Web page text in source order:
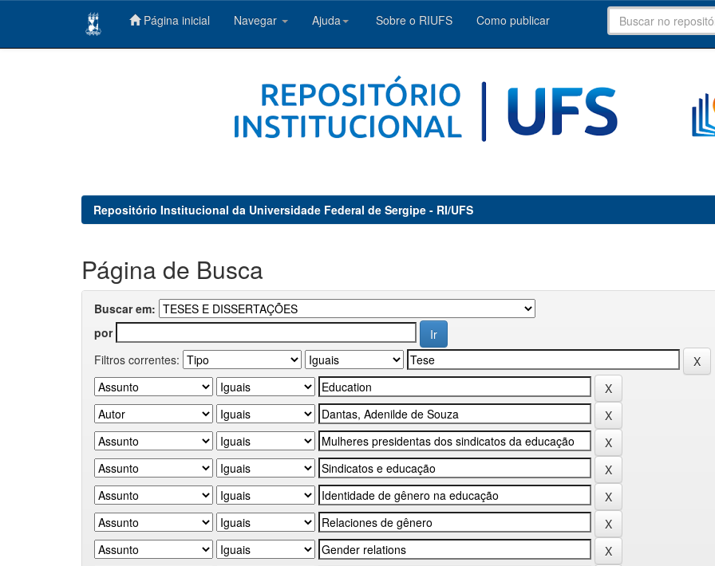
Página inicial Navegar Ajuda Sobre o RIUFS Como publicar
Repositório Institucional da Universidade Federal de Sergipe - RI/UFS
Página de Busca
Buscar em:
por
Filtros correntes: